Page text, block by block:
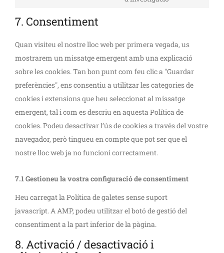
7. Consentiment
Quan visiteu el nostre lloc web per primera vegada, us
mostrarem un missatge emergent amb una explicació
sobre les cookies. Tan bon punt com feu clic a "Guardar
preferències", ens consentiu a utilitzar les categories de
cookies i extensions que heu seleccionat al missatge
emergent, tal i com es descriu en aquesta Política de
cookies. Podeu desactivar l’ús de cookies a través del vostre
navegador, però tingueu en compte que pot ser que el
nostre lloc web ja no funcioni correctament.
7.1 Gestioneu la vostra configuració de consentiment
Heu carregat la Política de galetes sense suport
javascript. A AMP, podeu utilitzar el botó de gestió del
consentiment a la part inferior de la pàgina.
8. Activació / desactivació i